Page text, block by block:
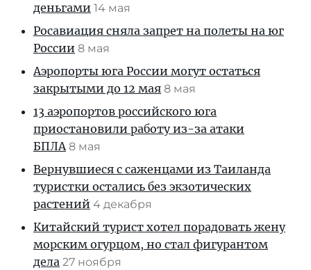
деньгами 14 мая
Росавиация сняла запрет на полеты на юг
России 8 мая
Аэропорты юга России могут остаться
закрытыми до 12 мая 8 мая
13 аэропортов российского юга
приостановили работу из-за атаки
БПЛА 8 мая
Вернувшиеся с саженцами из Таиланда
туристки остались без экзотических
растений 4 декабря
Китайский турист хотел порадовать жену
морским огурцом, но стал фигурантом
дела 27 ноября